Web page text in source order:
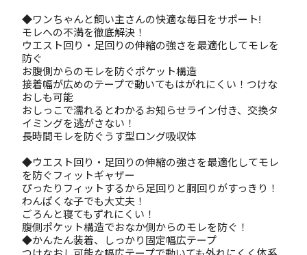
◆ワンちゃんと飼い主さんの快適な毎日をサポート!
モレへの不満を徹底解決！
ウエスト回り・足回りの伸縮の強さを最適化してモレを
防ぐ
お腹側からのモレを防ぐポケット構造
接着幅が広めのテープで動いてもはがれにくい！つけな
おしも可能
おしっこで濡れるとわかるお知らせライン付き、交換タ
イミングを逃がさない！
長時間モレを防ぐうす型ロング吸収体
◆ウエスト回り・足回りの伸縮の強さを最適化してモレ
を防ぐフィットギャザー
ぴったりフィットするから足回りと胴回りがすっきり！
わんぱくな子でも大丈夫！
ごろんと寝てもずれにくい！
腹側ポケット構造でおなか側からのモレを防ぐ！
◆かんたん装着、しっかり固定幅広テープ